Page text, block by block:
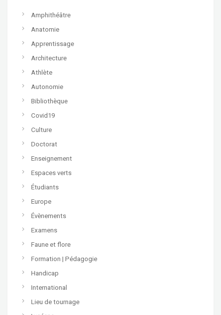
Amphithéâtre
Anatomie
Apprentissage
Architecture
Athlète
Autonomie
Bibliothèque
Covid19
Culture
Doctorat
Enseignement
Espaces verts
Étudiants
Europe
Évènements
Examens
Faune et flore
Formation | Pédagogie
Handicap
International
Lieu de tournage